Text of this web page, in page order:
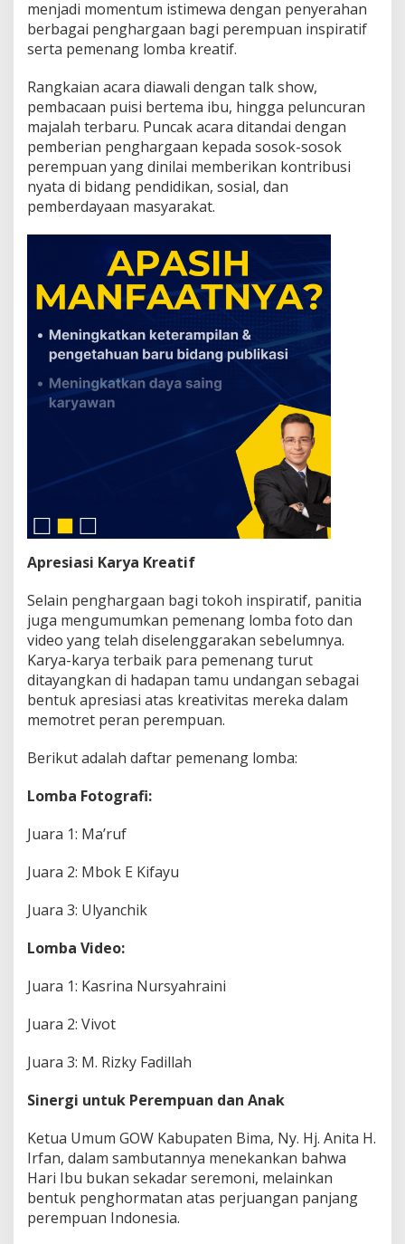
m
a
:
A
r
e
s
a
s
i
u
n
t
u
k
P
e
e
m
p
u
n
i
d
a
n
K
r
e
a
t
o
M
menjadi momentum istimewa dengan penyerahan
berbagai penghargaan bagi perempuan inspiratif
serta pemenang lomba kreatif.
Rangkaian acara diawali dengan talk show,
pembacaan puisi bertema ibu, hingga peluncuran
majalah terbaru. Puncak acara ditandai dengan
pemberian penghargaan kepada sosok-sosok
perempuan yang dinilai memberikan kontribusi
nyata di bidang pendidikan, sosial, dan
pemberdayaan masyarakat.
Apresiasi Karya Kreatif
Selain penghargaan bagi tokoh inspiratif, panitia
juga mengumumkan pemenang lomba foto dan
video yang telah diselenggarakan sebelumnya.
Karya-karya terbaik para pemenang turut
ditayangkan di hadapan tamu undangan sebagai
bentuk apresiasi atas kreativitas mereka dalam
memotret peran perempuan.
Berikut adalah daftar pemenang lomba:
Lomba Fotografi:
Juara 1: Ma’ruf
Juara 2: Mbok E Kifayu
Juara 3: Ulyanchik
Lomba Video:
Juara 1: Kasrina Nursyahraini
Juara 2: Vivot
Juara 3: M. Rizky Fadillah
Sinergi untuk Perempuan dan Anak
Ketua Umum GOW Kabupaten Bima, Ny. Hj. Anita H.
Irfan, dalam sambutannya menekankan bahwa
Hari Ibu bukan sekadar seremoni, melainkan
bentuk penghormatan atas perjuangan panjang
perempuan Indonesia.